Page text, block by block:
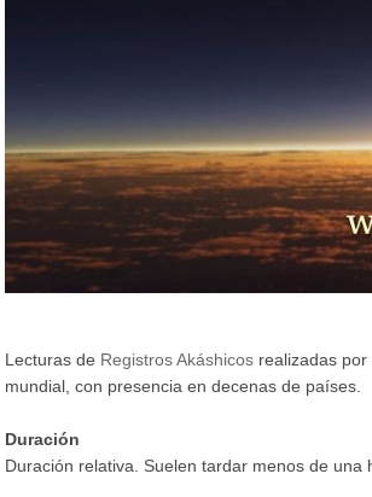
Lecturas de Registros Akáshicos realizadas
mundial, con presencia en decenas de países.
Duración
Duración relativa. Suelen tardar menos de una